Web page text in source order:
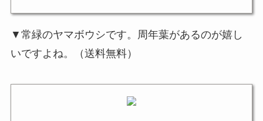
▼常緑のヤマボウシです。周年葉があるのが嬉し
いですよね。（送料無料）